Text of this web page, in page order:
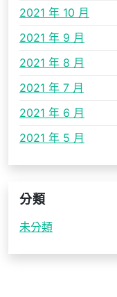
2021 年 10 月
2021 年 9 月
2021 年 8 月
2021 年 7 月
2021 年 6 月
2021 年 5 月
分類
未分類